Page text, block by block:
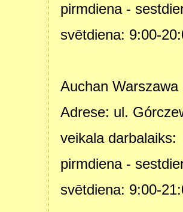
pirmdiena -
svētdiena: 9:00-
Auchan Warszawa
Adrese: ul.
veikala darbalaiks:
pirmdiena -
svētdiena: 9:00-